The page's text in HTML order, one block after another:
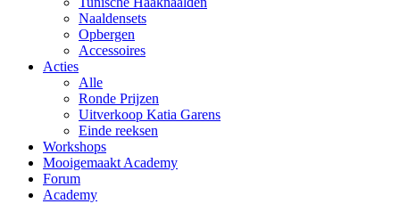
Naaldensets
Opbergen
Accessoires
Acties
Alle
Ronde Prijzen
Uitverkoop Katia Garens
Einde reeksen
Workshops
Mooigemaakt Academy
Forum
Academy